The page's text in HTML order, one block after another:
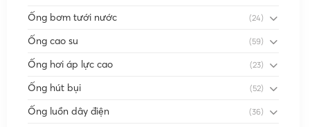
Ống bơm tưới nước (24)
Ống cao su (59)
Ống hơi áp lực cao (23)
Ống hút bụi (52)
Ống luồn dây điện (36)